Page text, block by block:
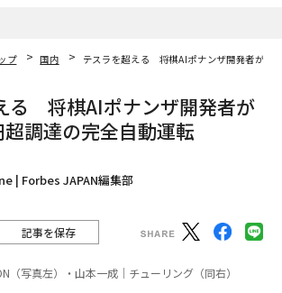
プ 国内
テスラを超える 将棋AIポナンザ開発者が挑
る 将棋AIポナンザ開発者が
調達の完全自動運転
| Forbes JAPAN編集部
記事を保存
（写真左）・山本一成｜チューリング（同右）